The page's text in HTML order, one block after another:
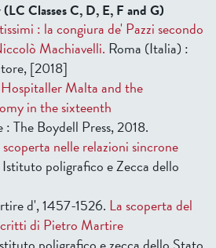
Classes C, D, E, F and G)
: la congiura de' Pazzi secondo
Machiavelli. Roma (Italia) :
[2018]
Hospitaller Malta and the
in the sixteenth
The Boydell Press, 2018.
scoperta nelle relazioni sincrone
poligrafico e Zecca dello
d', 1457-1526. La scoperta del
di Pietro Martire